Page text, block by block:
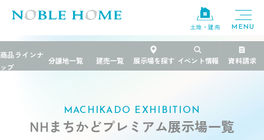
土地・建売
>NHまちかどプレミアム展示場
MACHIKADO EXHIBITION
NHまちかどプレミアム展示場一覧